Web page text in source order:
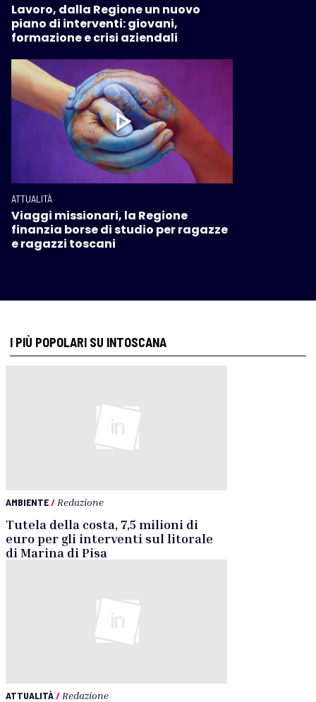
Lavoro, dalla Regione un nuovo
piano di interventi: giovani,
formazione e crisi aziendali
ATTUALITÀ
Viaggi missionari, la Regione
finanzia borse di studio per ragazze
e ragazzi toscani
I PIÙ POPOLARI SU INTOSCANA
AMBIENTE/ Redazione
Tutela della costa, 7,5 milioni di
euro per gli interventi sul litorale
di Marina di Pisa
ATTUALITÀ/ Redazione